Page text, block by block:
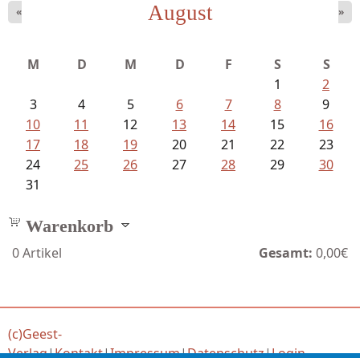
Mayer König, Wolfgang - Dichtungen...
August
« »
M D M D F S
S
1
2
3
4 5 6 7 8
9
10
11 12 13 14 15
16
17
18 19 20 21 22
23
24
25 26 27 28 29
30
31
Warenkorb
0Artikel Gesamt: 0,00€
(c)Geest-
Verlag|Kontakt|Impressum|Datenschutz|Login